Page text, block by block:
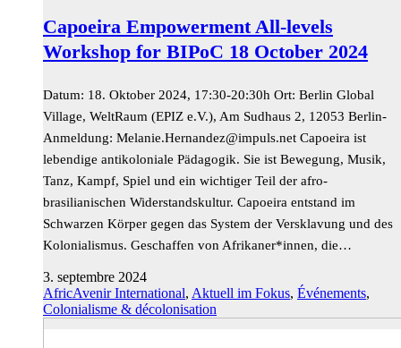
Capoeira Empowerment All-levels
Workshop for BIPoC 18 October 2024
Datum: 18. Oktober 2024, 17:30-20:30h Ort: Berlin Global
Village, WeltRaum (EPIZ e.V.), Am Sudhaus 2, 12053 Berlin­
Anmeldung: ten.slupmi@zednanreH.einaleM Capoeira ist
lebendige antikoloniale Pädagogik. Sie ist Bewegung, Musik,
Tanz, Kampf, Spiel und ein wichtiger Teil der afro-
brasilianischen Widerstandskultur. Capoeira entstand im
Schwarzen Körper gegen das System der Versklavung und des
Kolonialismus. Geschaffen von Afrikaner*innen, die…
3. septembre 2024
AfricAvenir International, Aktuell im Fokus, Événements,
Colonialisme & décolonisation